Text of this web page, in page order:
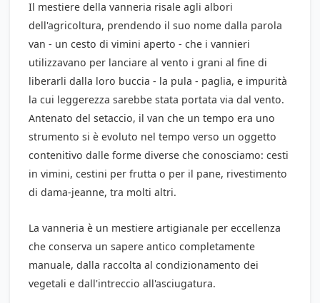
Il mestiere della vanneria risale agli albori
dell'agricoltura, prendendo il suo nome dalla parola
van - un cesto di vimini aperto - che i vannieri
utilizzavano per lanciare al vento i grani al fine di
liberarli dalla loro buccia - la pula - paglia, e impurità
la cui leggerezza sarebbe stata portata via dal vento.
Antenato del setaccio, il van che un tempo era uno
strumento si è evoluto nel tempo verso un oggetto
contenitivo dalle forme diverse che conosciamo:cesti
in vimini, cestini per frutta o per il pane, rivestimento
didama-jeanne, tra molti altri.
La vanneria è un mestiere artigianale per eccellenza
che conserva un sapere antico completamente
manuale, dalla raccolta al condizionamento dei
vegetali e dall'intreccio all'asciugatura.